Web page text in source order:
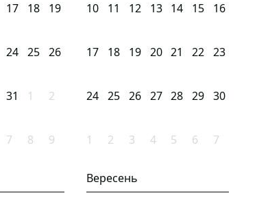
17 18 19
24 25 26
31 1 2
7 8 9
10 11 12 13 14 15 16
17 18 19 20 21 22 23
24 25 26 27 28 29 30
1 2 3 4 5 6 7
Вересень